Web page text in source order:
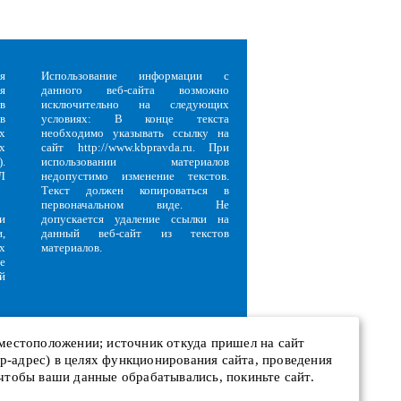
Использование информации с
данного веб-сайта возможно
исключительно на следующих
условиях: В конце текста
необходимо указывать ссылку на
сайт http://www.kbpravda.ru. При
использовании материалов
недопустимо изменение текстов.
Текст должен копироваться в
первоначальном виде. Не
допускается удаление ссылки на
данный веб-сайт из текстов
материалов.
источник откуда пришел на сайт
адрес) в целях функционирования сайта, проведения
ваши данные обрабатывались, покиньте сайт.